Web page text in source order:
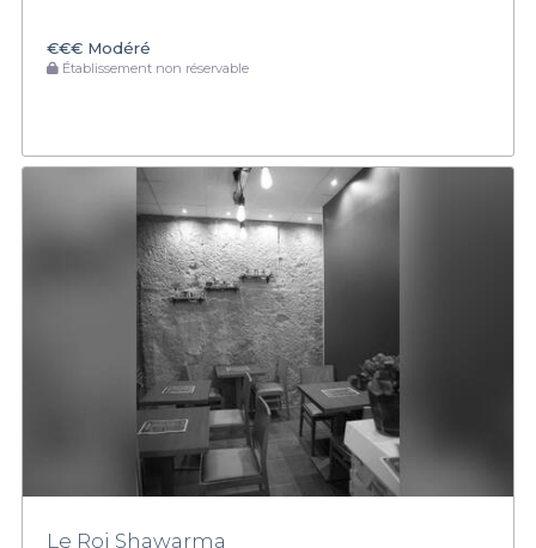
€€€ Modéré
Établissement non réservable
Le Roi Shawarma